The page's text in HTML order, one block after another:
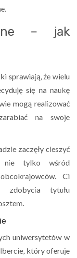
– jak
sprawiają, że wielu
się na naukę
mogą realizować
na swoje
zaczęły cieszyć
nie tylko wśród
Ci
zdobycia tytułu
uniwersytetów w
który oferuje